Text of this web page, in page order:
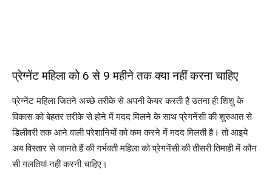
प्रेग्नेंट महिला को 6 से 9 महीने तक क्या नहीं करना चाहिए
प्रेग्नेंट महिला जितने अच्छे तरीके से अपनी केयर करती है उतना ही शिशु के
विकास को बेहतर तरीके से होने में मदद मिलने के साथ प्रेगनेंसी की शुरुआत से
डिलीवरी तक आने वाली परेशानियों को कम करने में मदद मिलती है। तो आइये
अब विस्तार से जानते हैं की गर्भवती महिला को प्रेगनेंसी की तीसरी तिमाही में कौन
सी गलतियां नहीं करनी चाहिए।